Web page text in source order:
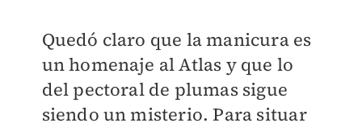
Quedó claro que la manicura es
un homenaje al Atlas y que lo
del pectoral de plumas sigue
siendo un misterio. Para situar